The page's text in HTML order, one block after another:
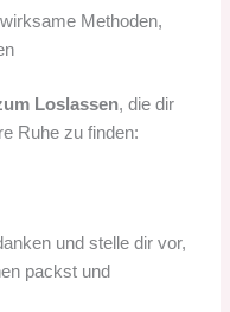
Methoden,
Loslassen, die dir
Ruhe zu finden:
und stelle dir vor,
packst und